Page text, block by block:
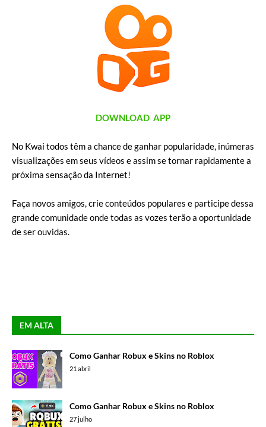
DOWNLOAD APP
No Kwai todos têm a chance de ganhar popularidade, inúmeras
visualizações em seus vídeos e assim se tornar rapidamente a
próxima sensação da Internet!
Faça novos amigos, crie conteúdos populares e participe dessa
grande comunidade onde todas as vozes terão a oportunidade
de ser ouvidas.
EM ALTA
Como Ganhar Robux e Skins no Roblox
21 abril
Como Ganhar Robux e Skins no Roblox
27 julho